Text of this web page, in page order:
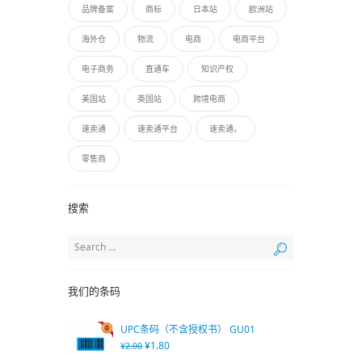
品牌备案 商标 日本站 欧洲站
海外仓 物流 电商 电商平台
电子商务 直通车 知识产权
美国站 英国站 跨境电商
速卖通 速卖通平台 速卖通，
零售商
搜索
我们的条码
UPC条码（不含授权书） GU01
¥2.00 ¥1.80